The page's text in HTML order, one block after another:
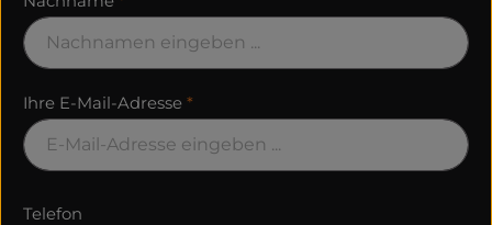
Ihre E-Mail-Adresse *
Telefon